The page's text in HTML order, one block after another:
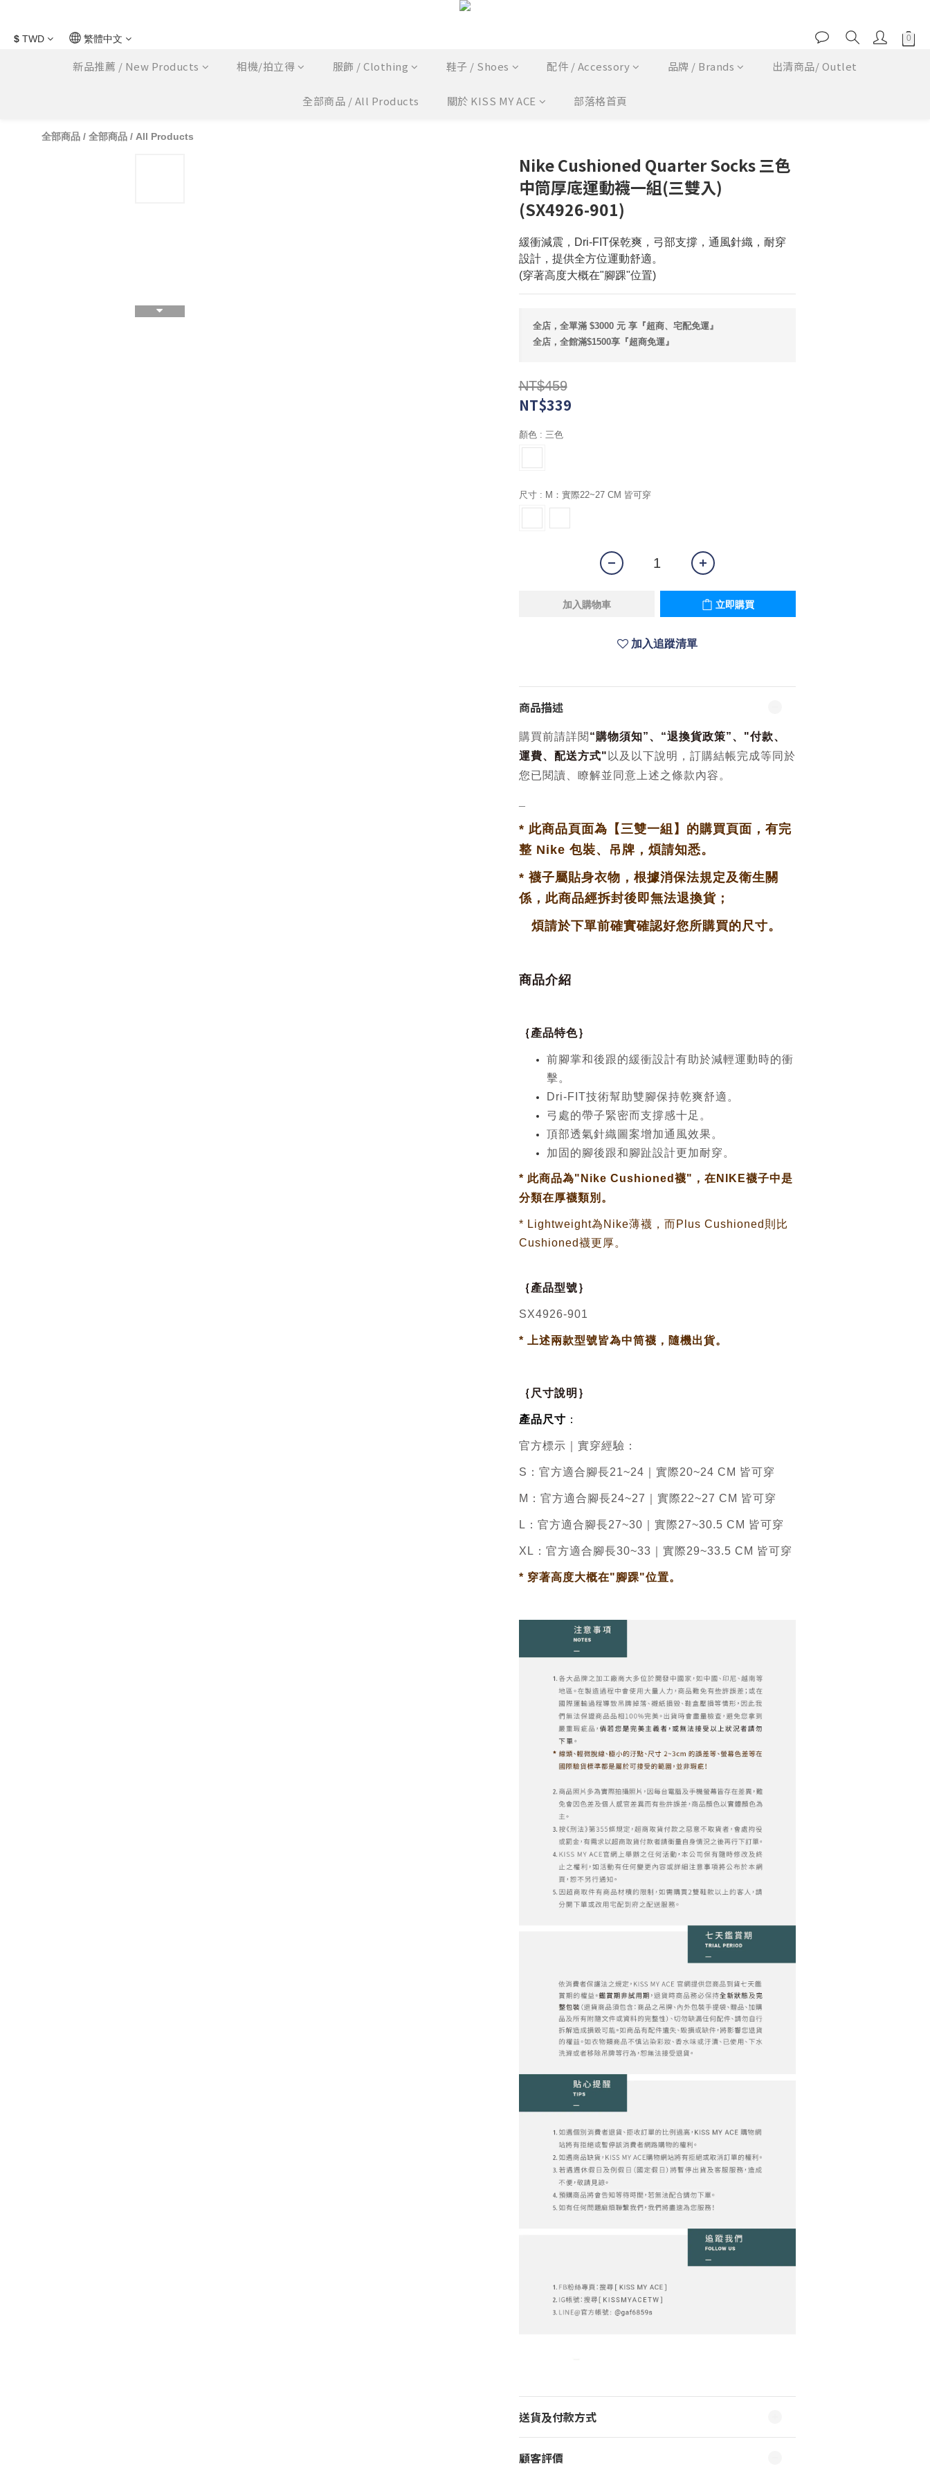
$ TWD 繁體中文
新品推薦 / New Products 相機/拍立得 服飾 / Clothing 鞋子 / Shoes 配件 / Accessory 品牌 / Brands 出清商品/ Outlet
全部商品 / All Products 關於 KISS MY ACE 部落格首頁
全部商品 / 全部商品 / All Products
Nike Cushioned Quarter Socks 三色
中筒厚底運動襪一組(三雙入)
(SX4926-901)
緩衝減震，Dri-FIT保乾爽，弓部支撐，通風針織，耐穿
設計，提供全方位運動舒適。
(穿著高度大概在"腳踝"位置)
全店，全單滿 $3000 元 享『超商、宅配免運』
全店，全館滿$1500享『超商免運』
NT$459
NT$339
顏色 : 三色
尺寸 : M：實際22~27 CM 皆可穿
加入購物車 立即購買
加入追蹤清單
商品描述
購買前請詳閱 “購物須知”、“退換貨政策”、 "付款、
運費、配送方式" 以及以下說明，訂購結帳完成等同於
您已閱讀、瞭解並同意上述之條款內容。
* 此商品頁面為【三雙一組】的購買頁面，有完
整 Nike 包裝、吊牌， 煩請知悉。
* 襪子屬貼身衣物，根據消保法規定及衛生關
係，此商品經拆封後即無法退換貨；
煩請於下單前確實確認好您所購買的尺寸。
商品介紹
｛產品特色｝
前腳掌和後跟的緩衝設計有助於減輕運動時的衝
擊。
Dri-FIT技術幫助雙腳保持乾爽舒適。
弓處的帶子緊密而支撐感十足。
頂部透氣針織圖案增加通風效果。
加固的腳後跟和腳趾設計更加耐穿。
* 此商品為"Nike Cushioned襪"，在NIKE襪子中是
分類在厚襪類別。
* Lightweight為Nike薄襪 ，而Plus Cushioned則比
Cushioned襪更厚。
｛產品型號｝
SX4926-901
* 上述兩款型號皆為中筒襪，隨機出貨。
｛尺寸說明｝
產品尺寸 ：
官方標示｜實穿經驗：
S：官方適合腳長21~24｜實際20~24 CM 皆可穿
M：官方適合腳長24~27｜實際22~27 CM 皆可穿
L：官方適合腳長27~30｜實際27~30.5 CM 皆可穿
XL：官方適合腳長30~33｜實際29~33.5 CM 皆可穿
* 穿著高度大概在"腳踝"位置。
送貨及付款方式
顧客評價